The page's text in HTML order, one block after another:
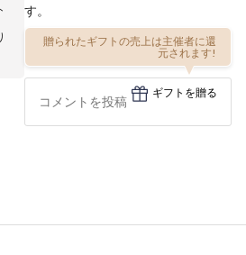
す。
贈られたギフトの売上は主催者に還
元されます!
ギフトを贈る